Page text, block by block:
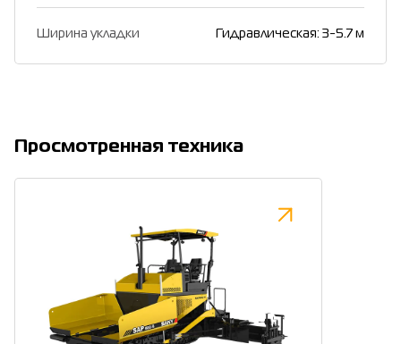
Ширина укладки Гидравлическая: 3-5.7 м
Просмотренная техника